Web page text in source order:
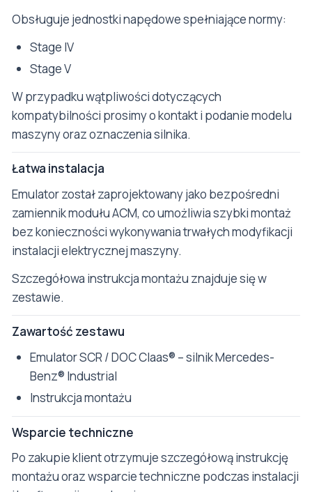
Obsługuje jednostki napędowe spełniające normy:
Stage IV
Stage V
W przypadku wątpliwości dotyczących
kompatybilności prosimy o kontakt i podanie modelu
maszyny oraz oznaczenia silnika.
Łatwa instalacja
Emulator został zaprojektowany jako bezpośredni
zamiennik modułu ACM, co umożliwia szybki montaż
bez konieczności wykonywania trwałych modyfikacji
instalacji elektrycznej maszyny.
Szczegółowa instrukcja montażu znajduje się w
zestawie.
Zawartość zestawu
Emulator SCR / DOC Claas® – silnik Mercedes-
Benz® Industrial
Instrukcja montażu
Wsparcie techniczne
Po zakupie klient otrzymuje szczegółową instrukcję
montażu oraz wsparcie techniczne podczas instalacji